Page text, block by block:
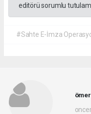
editörü sorumlu
#Sahte E-İmza